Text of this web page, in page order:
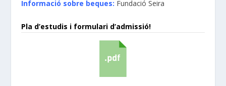
Informació sobre beques: Fundació Seira
Pla d’estudis i formulari d’admissió!